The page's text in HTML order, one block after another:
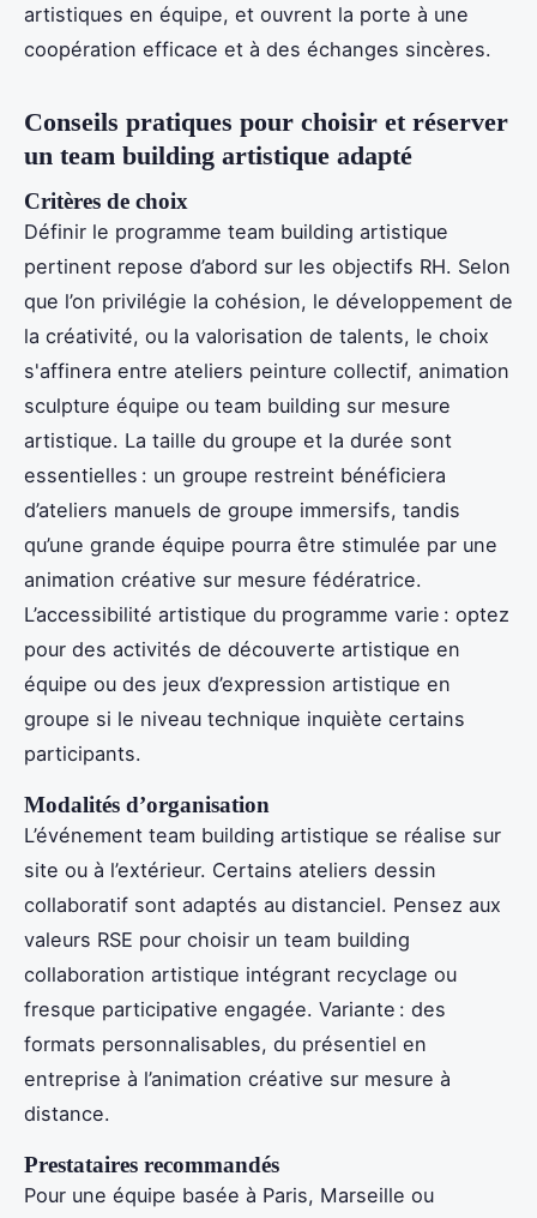
artistiques en équipe, et ouvrent la porte à une
coopération efficace et à des échanges sincères.
Conseils pratiques pour choisir et réserver
un team building artistique adapté
Critères de choix
Définir le programme team building artistique
pertinent repose d’abord sur les objectifs RH. Selon
que l’on privilégie la cohésion, le développement de
la créativité, ou la valorisation de talents, le choix
s'affinera entre ateliers peinture collectif, animation
sculpture équipe ou team building sur mesure
artistique. La taille du groupe et la durée sont
essentielles : un groupe restreint bénéficiera
d’ateliers manuels de groupe immersifs, tandis
qu’une grande équipe pourra être stimulée par une
animation créative sur mesure fédératrice.
L’accessibilité artistique du programme varie : optez
pour des activités de découverte artistique en
équipe ou des jeux d’expression artistique en
groupe si le niveau technique inquiète certains
participants.
Modalités d’organisation
L’événement team building artistique se réalise sur
site ou à l’extérieur. Certains ateliers dessin
collaboratif sont adaptés au distanciel. Pensez aux
valeurs RSE pour choisir un team building
collaboration artistique intégrant recyclage ou
fresque participative engagée. Variante : des
formats personnalisables, du présentiel en
entreprise à l’animation créative sur mesure à
distance.
Prestataires recommandés
Pour une équipe basée à Paris, Marseille ou